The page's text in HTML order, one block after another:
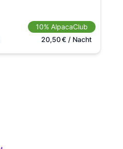
10% AlpacaClub
20,50€/ Nacht